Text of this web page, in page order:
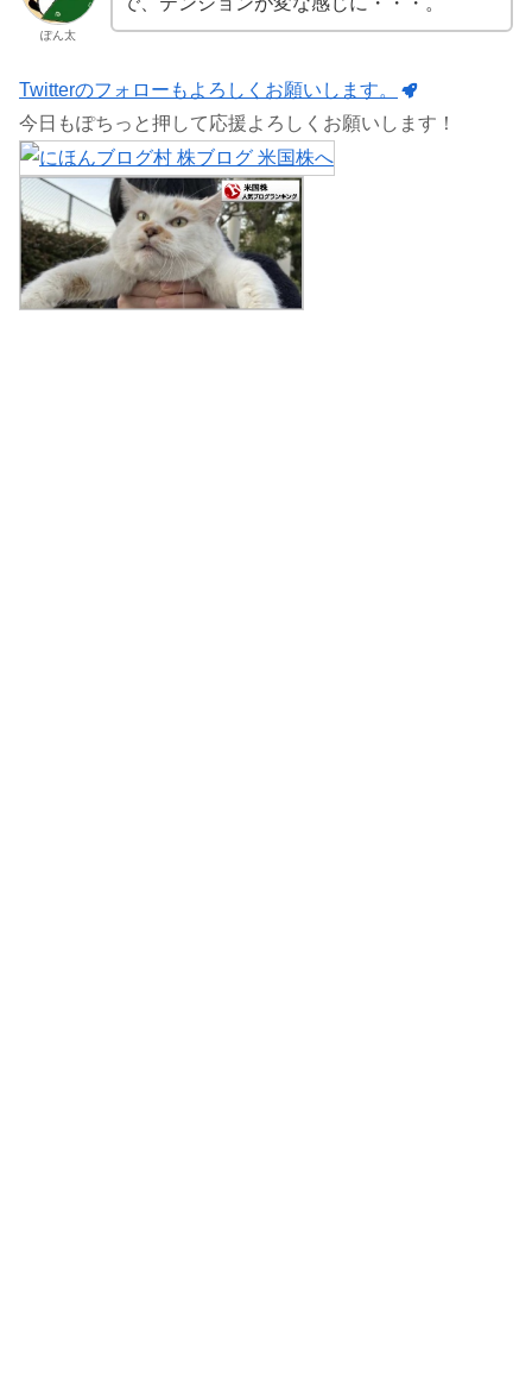
ぽん太
Twitterのフォローもよろしくお願いします。
今日もぽちっと押して応援よろしくお願いします！